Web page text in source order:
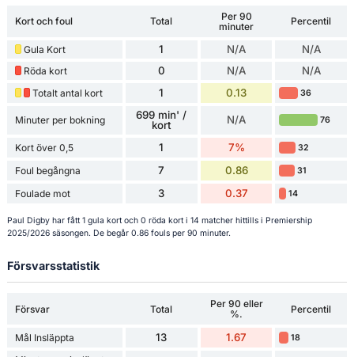
Kort och foul Total
Per 90
minuter
Percentil
Gula Kort 1 N/A N/A
Röda kort 0 N/A N/A
Totalt antal kort 1 0.13 36
Minuter per bokning
699 min' /
kort
N/A 76
Kort över 0,5 1 7% 32
Foul begångna 7 0.86 31
Foulade mot 3 0.37 14
Paul Digby har fått 1 gula kort och 0 röda kort i 14 matcher hittills i Premiership
2025/2026 säsongen. De begår 0.86 fouls per 90 minuter.
Försvarsstatistik
Försvar Total
Per 90 eller
%.
Percentil
Mål Insläppta 13 1.67 18